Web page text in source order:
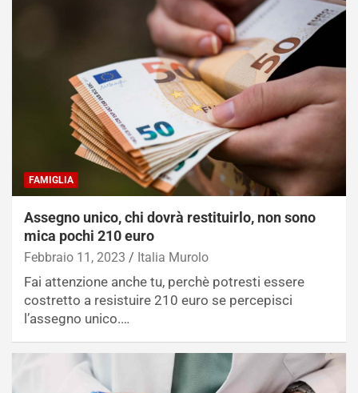
FAMIGLIA
Assegno unico, chi dovrà restituirlo, non sono
mica pochi 210 euro
Febbraio 11, 2023 Italia Murolo
Fai attenzione anche tu, perchè potresti essere
costretto a resistuire 210 euro se percepisci
l’assegno unico.…